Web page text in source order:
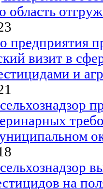
область
предприятия
визит в
и
на